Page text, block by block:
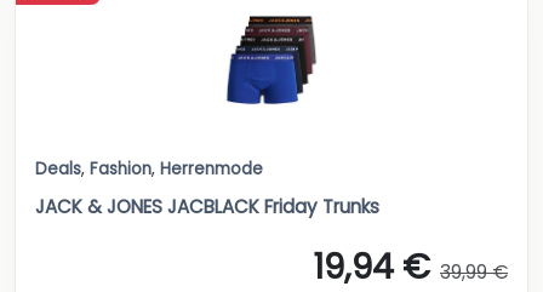
Deals, Fashion, Herrenmode
JACK & JONES JACBLACK Friday Trunks
19,94 € 39,99 €